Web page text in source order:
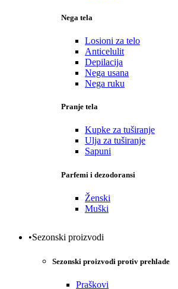
Nega tela
Losioni za telo
Anticelulit
Depilacija
Nega usana
Nega ruku
Pranje tela
Kupke za tuširanje
Ulja za tuširanje
Sapuni
Parfemi i dezodoransi
Ženski
Muški
•Sezonski proizvodi
Sezonski proizvodi protiv prehlade
Praškovi